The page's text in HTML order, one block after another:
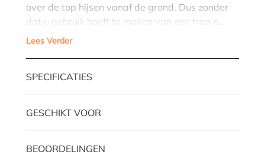
over de top hijsen vanaf de grond. Dus zonder
dat u gebruik hoeft te maken van een trap o…
Lees Verder
SPECIFICATIES
GESCHIKT VOOR
BEOORDELINGEN